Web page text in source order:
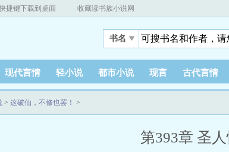
捷键下载到桌面 收藏读书族小说网
书名
现代言情 轻小说 都市小说 现言 古代言情
> 这破仙，不修也罢！ >
第393章 圣